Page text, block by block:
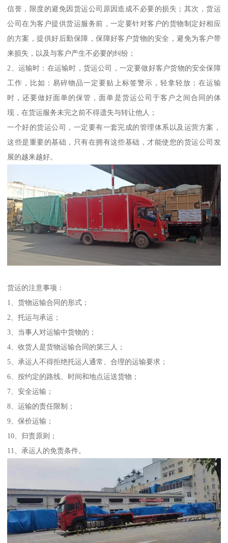
信誉，限度的避免因货运公司原因造成不必要的损失；其次，货运
公司在为客户提供货运服务前，一定要针对客户的货物制定好相应
的方案，提供好后勤保障，保障好客户货物的安全，避免为客户带
来损失，以及与客户产生不必要的纠纷；
2、运输时：在运输时，货运公司，一定要做好客户货物的安全保障
工作，比如：易碎物品一定要贴上标签警示，轻拿轻放；在运输
时，还要做好面单的保管，面单是货运公司于客户之间合同的体
现，在货运服务未完之前不得遗失与转让他人；
一个好的货运公司，一定要有一套完成的管理体系以及运营方案，
这些是重要的基础，只有在拥有这些基础，才能使您的货运公司发
展的越来越好。
货运的注意事项：
1、货物运输合同的形式；
2、托运与承运；
3、当事人对运输中货物的；
4、收货人是货物运输合同的第三人；
5、承运人不得拒绝托运人通常、合理的运输要求；
6、按约定的路线、时间和地点运送货物；
7、安全运输；
8、运输的责任限制；
9、保价运输；
10、归责原则；
11、承运人的免责条件。